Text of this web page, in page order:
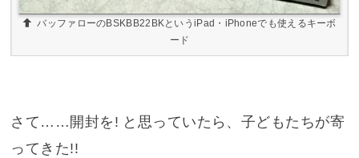
バッファローのBSKBB22BKというiPad・iPhoneでも使えるキーボ
ード
さて……開封を! と思っていたら、子どもたちが寄
ってきた!!